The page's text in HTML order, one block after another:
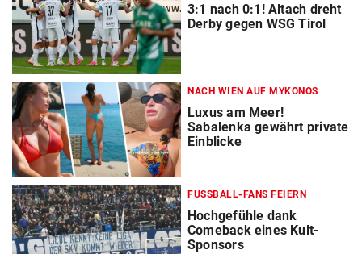
3:1 nach 0:1! Altach dreht
Derby gegen WSG Tirol
NACH WIEN AUF MYKONOS
Luxus am Meer!
Sabalenka gewährt private
Einblicke
FUSSBALL-FANS FEIERN
Hochgefühle dank
Comeback eines Kult-
Sponsors